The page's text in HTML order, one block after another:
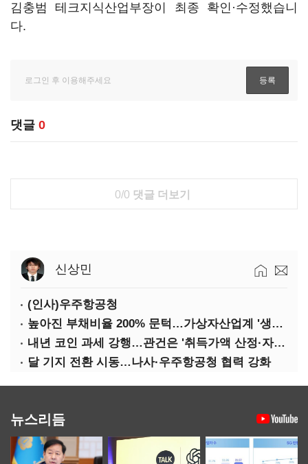
김충범 테크지식산업부장이 최종 확인·수정했습니
다.
댓글 0
0/0 댓글 더보기
신상민
(인사)우주항공청
높아진 부채비율 200% 문턱…가상자산업계 '생존 시험대'
내년 코인 과세 강행…관건은 '취득가액 산정·자산 이동'
달 기지 전환 시동…나사·우주항공청 협력 강화
뉴스리듬